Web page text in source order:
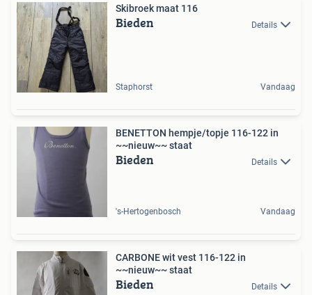
Skibroek maat 116
Bieden Details
Staphorst Vandaag
BENETTON hempje/topje 116-122 in
~~nieuw~~ staat
Bieden Details
's-Hertogenbosch Vandaag
CARBONE wit vest 116-122 in
~~nieuw~~ staat
Bieden Details